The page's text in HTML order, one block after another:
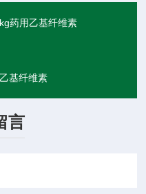
药用乙基纤维素
基纤维素
言